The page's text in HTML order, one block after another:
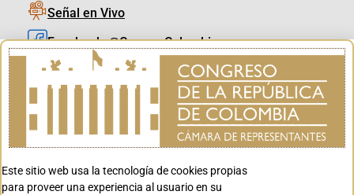
Señal en Vivo
Facebook_@CamaraColombia
Instagram_@CamaraColombia
X_@CamaraColombia
Youtube_@CamaraColombia
Youtube_@CanalCongreso
Este sitio web usa la tecnología de cookies propias
para proveer una experiencia al usuario en su